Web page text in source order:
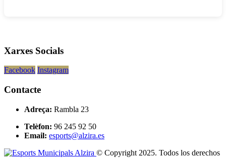
Xarxes Socials
Facebook Instagram
Contacte
Adreça: Rambla 23
Telèfon: 96 245 92 50
Email: esports@alzira.es
© Copyright 2025. Todos los derechos